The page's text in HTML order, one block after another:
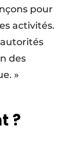
pour
activités.
des
»
?